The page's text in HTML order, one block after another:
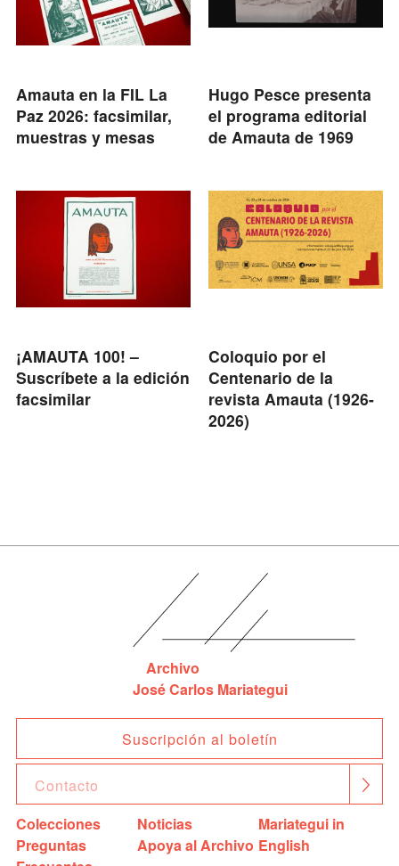
Amauta en la FIL La
Paz 2026: facsimilar,
muestras y mesas
Hugo Pesce presenta
el programa editorial
de Amauta de 1969
¡AMAUTA 100! –
Suscríbete a la edición
facsimilar
Coloquio por el
Centenario de la
revista Amauta (1926-
2026)
Archivo
José Carlos Mariategui
Suscripción al boletín
Colecciones
Preguntas
Noticias
Apoya al Archivo
Mariategui in
English